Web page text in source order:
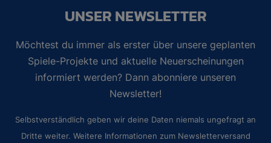
UNSER NEWSLETTER
Möchtest du immer als erster über unsere geplanten
Spiele-Projekte und aktuelle Neuerscheinungen
informiert werden? Dann abonniere unseren
Newsletter!
Selbstverständlich geben wir deine Daten niemals ungefragt an
Dritte weiter. Weitere Informationen zum Newsletterversand